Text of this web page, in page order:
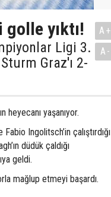
golle yıktı!
Ligi 3.
Graz'ı 2-
A+
A-
heyecanı yaşanıyor.
Ingolitsch’in çalıştırdığı
düdük çaldığı
geldi.
mağlup etmeyi başardı.